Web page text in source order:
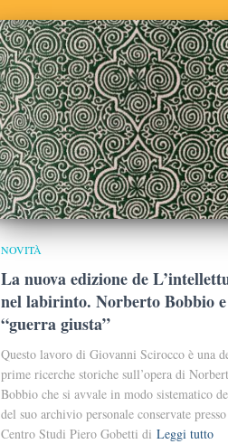
NOVITÀ
La nuova edizione de
nel labirinto. Norberto Bobbio
“guerra giusta”
Questo lavoro di Giovanni Scirocco è una
prime ricerche storiche sull’opera di
Bobbio che si avvale in modo sistematico
del suo archivio personale conservate
Centro Studi Piero Gobetti di Leggi tutto